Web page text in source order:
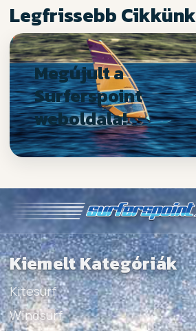
Legfrissebb Cikkünk
Megújult a
Surferspoint
weboldala!
Kiemelt Kategóriák
Kitesurf
Windsurf